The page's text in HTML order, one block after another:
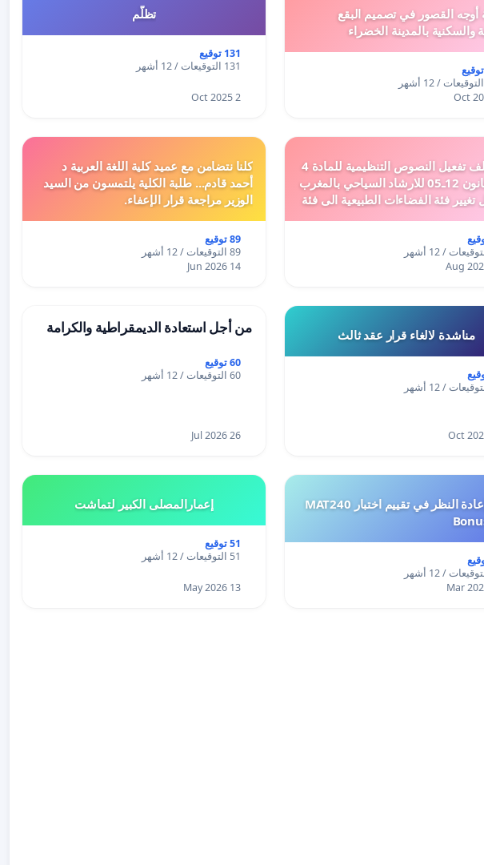
أوجه القصور في تصميم البقع
والسكنية بالمدينة الخضراء
تظلّم
131 توقيع
131 التوقيعات / 12 أشهر
2 Oct 2025
دعم ملف تفعيل النصوص التنظيمية للمادة 4
من القانون 12ـ05 للارشاد السياحي بالمغرب
فئة الفضاءات الطبيعية الى فئة
كلنا نتضامن مع عميد كلية اللغة العربية د
أحمد قادم... طلبة الكلية يلتمسون من السيد
الوزير مراجعة قرار الإعفاء.
89 توقيع
89 التوقيعات / 12 أشهر
14 Jun 2026
مناشدة لالغاء قرار عقد ثالث من أجل استعادة الديمقراطية والكرامة
60 توقيع
60 التوقيعات / 12 أشهر
26 Jul 2026
طلب إعادة النظر في تقييم اختبار MAT240
إعمارالمصلى الكبير لتماشت
51 توقيع
51 التوقيعات / 12 أشهر
13 May 2026